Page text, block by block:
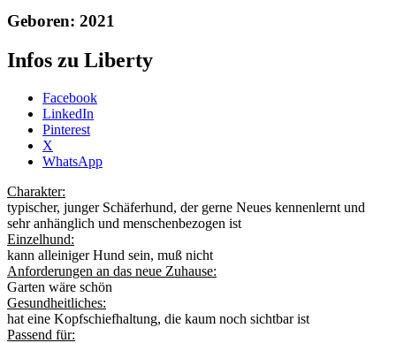
Geboren: 2021
Infos zu Liberty
Share
post
"Liberty-
2021"
Facebook
LinkedIn
Pinterest
X
WhatsApp
Charakter:
typischer, junger Schäferhund, der gerne Neues kennenlernt und
sehr anhänglich und menschenbezogen ist
Einzelhund:
kann alleiniger Hund sein, muß nicht
Anforderungen an das neue Zuhause:
Garten wäre schön
Gesundheitliches:
hat eine Kopfschiefhaltung, die kaum noch sichtbar ist
Passend für: